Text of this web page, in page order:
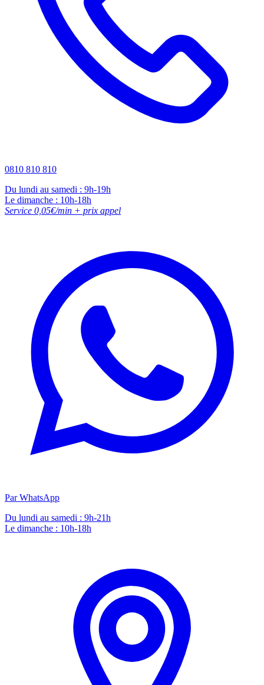
0810 810 810
Du lundi au samedi : 9h-19h
Le dimanche : 10h-18h
Service 0,05€/min + prix appel
Par WhatsApp
Du lundi au samedi : 9h-21h
Le dimanche : 10h-18h